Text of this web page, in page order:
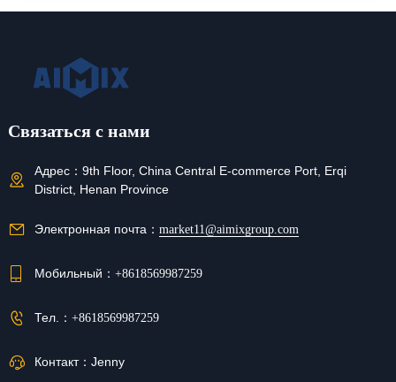
Связаться с нами
Адрес： 9th Floor, China Central E-commerce Port, Erqi
District, Henan Province
Электронная почта： market11@aimixgroup.com
Мобильный： +8618569987259
Тел.： +8618569987259
Контакт： Jenny